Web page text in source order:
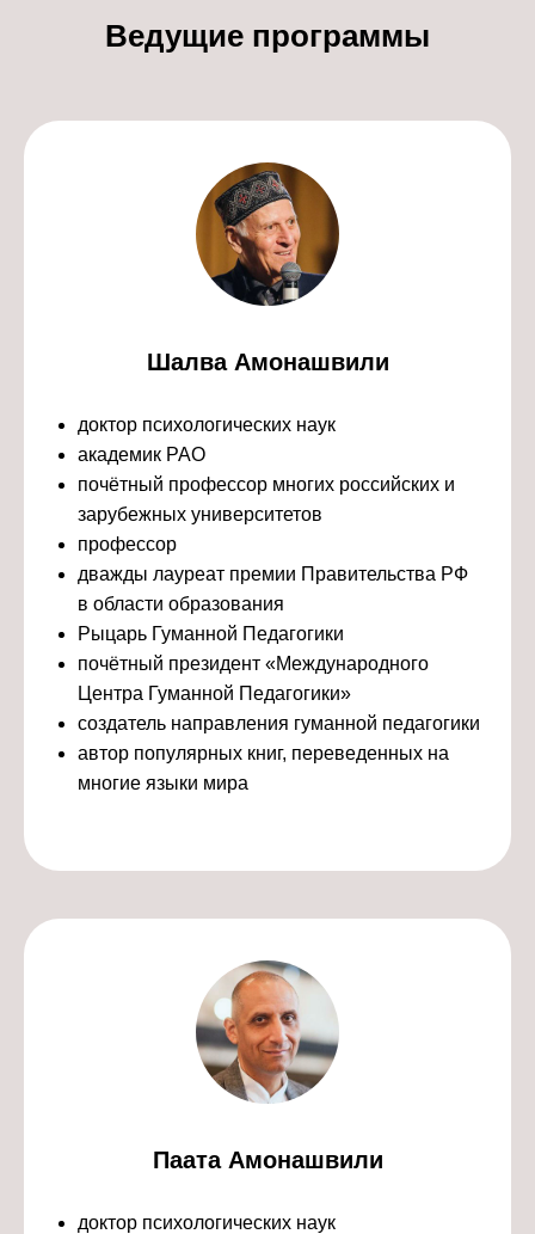
Ведущие программы
Шалва Амонашвили
доктор психологических наук
академик РАО
почётный профессор многих российских и
зарубежных университетов
профессор
дважды лауреат премии Правительства РФ
в области образования
Рыцарь Гуманной Педагогики
почётный президент «Международного
Центра Гуманной Педагогики»
создатель направления гуманной педагогики
автор популярных книг, переведенных на
многие языки мира
Паата Амонашвили
доктор психологических наук